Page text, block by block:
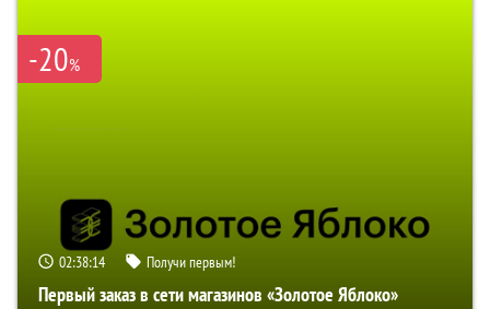
-20%
02:38:13 Получи первым!
Первый заказ в сети магазинов «Золотое Яблоко»